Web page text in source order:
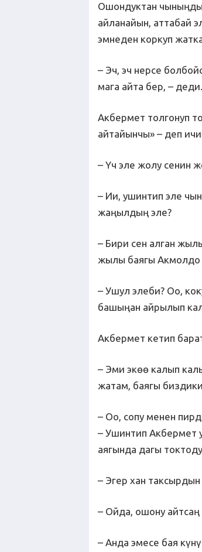
Ошондуктан чыныңды
айланайын, аттабай
эмнеден коркуп
– Эч, эч нерсе
мага айта бер, – деди.
Акбермет толгонуп
айтайынчы» – деп
– Үч эле жолу сенин
– Ии, ушинтип эле
жаңылдың эле?
– Бири сен алган
жылы баягы Акмолдо
– Ушул элеби? Оо,
башыңан айрылып
Акбермет кетип
– Эми экөө калып
жатам, баягы
– Оо, сопу менен
– Ушинтип Акбермет
аягында дагы
– Эгер хан
– Ойда, ошону
– Анда эмесе бая